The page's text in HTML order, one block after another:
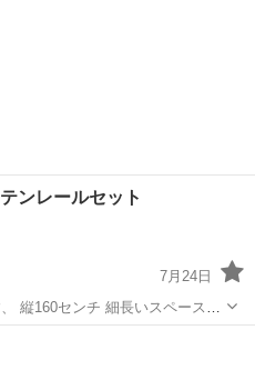
ンレールセット
7月24日
縦160センチ 細長いスペースに
、掃き出し、手洗い場、トイ
ーテンレー